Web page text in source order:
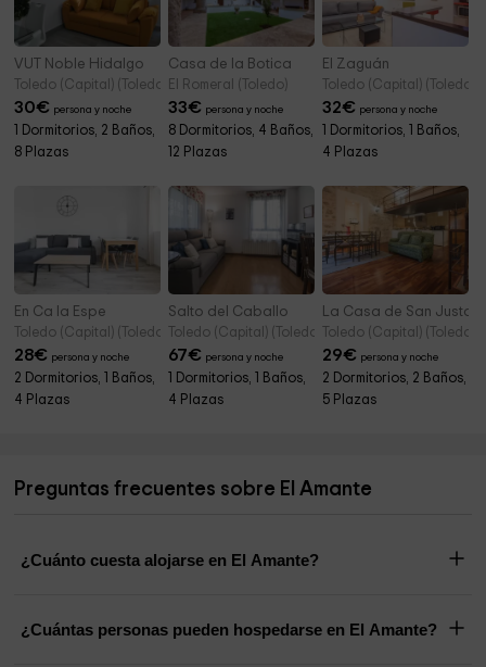
VUT Noble Hidalgo
Toledo (Capital) (Toledo)
30€ persona y noche
1 Dormitorios, 2 Baños,
8 Plazas
Casa de la Botica
El Romeral (Toledo)
33€ persona y noche
8 Dormitorios, 4 Baños,
12 Plazas
El Zaguán
Toledo (Capital) (Toledo)
32€ persona y noche
1 Dormitorios, 1 Baños,
4 Plazas
En Ca la Espe
Toledo (Capital) (Toledo)
28€ persona y noche
2 Dormitorios, 1 Baños,
4 Plazas
Salto del Caballo
Toledo (Capital) (Toledo)
67€ persona y noche
1 Dormitorios, 1 Baños,
4 Plazas
La Casa de San Justo
Toledo (Capital) (Toledo)
29€ persona y noche
2 Dormitorios, 2 Baños,
5 Plazas
Preguntas frecuentes sobre El Amante
¿Cuánto cuesta alojarse en El Amante?
¿Cuántas personas pueden hospedarse en El Amante?